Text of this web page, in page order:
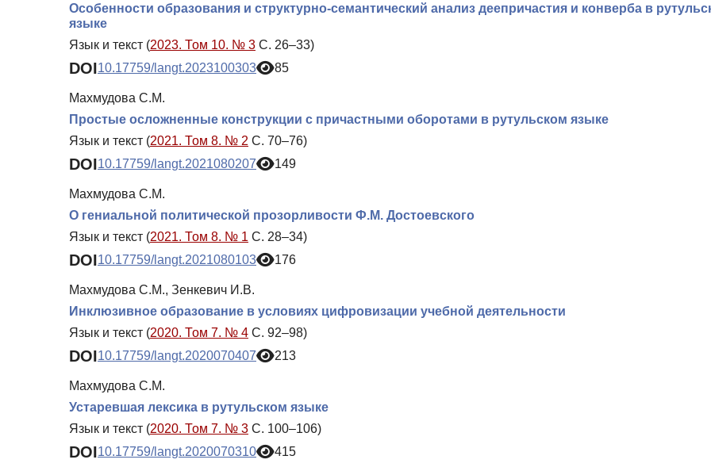
Особенности образования и структурно-семантический анализ деепричастия и конверба в
языке
Язык и текст (2023. Том 10. № 3 С. 26–33)
DOI10.17759/langt.2023100303 85
Махмудова С.М.
Простые осложненные конструкции с причастными оборотами в рутульском языке
Язык и текст (2021. Том 8. № 2 С. 70–76)
DOI10.17759/langt.2021080207 149
Махмудова С.М.
О гениальной политической прозорливости Ф.М. Достоевского
Язык и текст (2021. Том 8. № 1 С. 28–34)
DOI10.17759/langt.2021080103 176
Махмудова С.М., Зенкевич И.В.
Инклюзивное образование в условиях цифровизации учебной деятельности
Язык и текст (2020. Том 7. № 4 С. 92–98)
DOI10.17759/langt.2020070407 213
Махмудова С.М.
Устаревшая лексика в рутульском языке
Язык и текст (2020. Том 7. № 3 С. 100–106)
DOI10.17759/langt.2020070310 415